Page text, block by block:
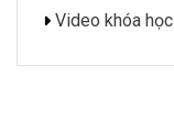
Video khóa học